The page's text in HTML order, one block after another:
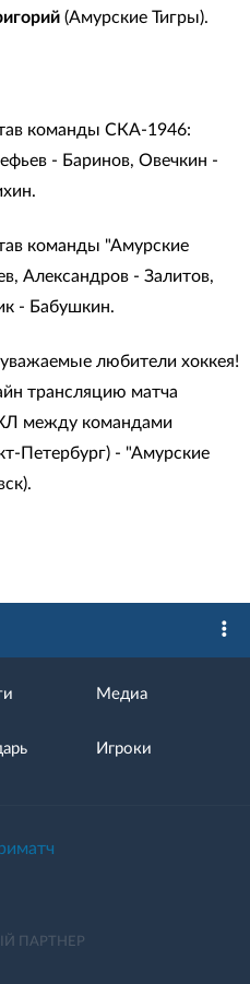
(Амурские Тигры).
команды СКА-1946:
- Баринов, Овечкин -
команды "Амурские
Александров - Залитов,
- Бабушкин.
любители хоккея!
трансляцию матча
между командами
Петербург) - "Амурские
Медиа
Игроки
ПАРТНЕР